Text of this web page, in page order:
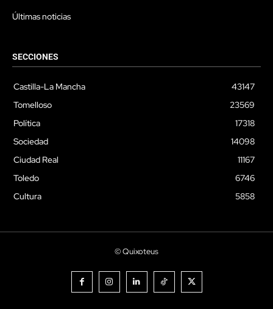
Últimas noticias
SECCIONES
Castilla-La Mancha
43147
Tomelloso
23569
Política
17318
Sociedad
14098
Ciudad Real
11167
Toledo
6746
Cultura
5858
© Quixoteus